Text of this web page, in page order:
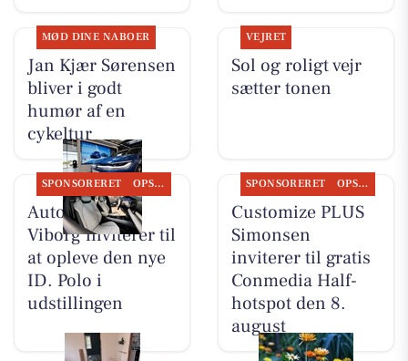
MØD DINE NABOER
Jan Kjær Sørensen
bliver i godt
humør af en
cykeltur
VEJRET
Sol og roligt vejr
sætter tonen
SPONSORERET OPSLAGSTAVLEN
Autocentralen
Viborg inviterer til
at opleve den nye
ID. Polo i
udstillingen
SPONSORERET OPSLAGSTAVLEN
Customize PLUS
Simonsen
inviterer til gratis
Conmedia Half-
hotspot den 8.
august